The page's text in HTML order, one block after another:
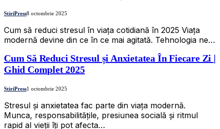
StiriPress8 octombrie 2025
Cum să reduci stresul în viața cotidiană în 2025 Viața
modernă devine din ce în ce mai agitată. Tehnologia ne…
Cum Să Reduci Stresul și Anxietatea În Fiecare Zi |
Ghid Complet 2025
StiriPress1 octombrie 2025
Stresul și anxietatea fac parte din viața modernă.
Munca, responsabilitățile, presiunea socială și ritmul
rapid al vieții îți pot afecta…